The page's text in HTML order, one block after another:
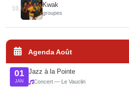
10
Kwak
groupes
Agenda Août
01
JAN
Jazz à la Pointe
Concert — Le Vauclin